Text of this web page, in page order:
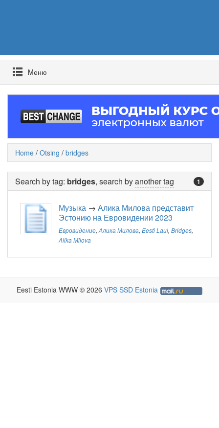
Mеню
Home / Otsing / bridges
1
Search by tag: bridges, search byanother tag
Музыка → Алика Милова представит
Эстонию на Евровидении 2023
Евровидение,Алика Милова, Eesti Laul, Bridges,
Alika Milova
Eesti Estonia WWW © 2026 VPS SSD Estonia